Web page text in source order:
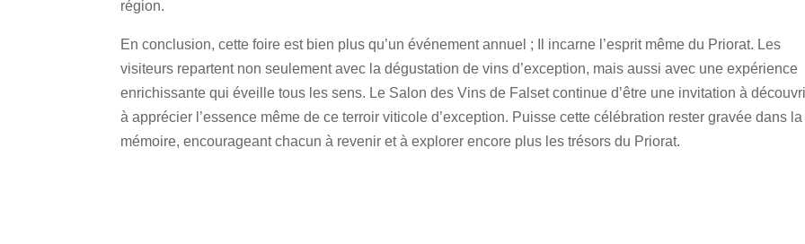
région.
En conclusion, cette foire est bien plus qu’un événement annuel ; Il incarne l’esprit même du Priorat. Les
visiteurs repartent non seulement avec la dégustation de vins d’exception, mais aussi avec une expérience
enrichissante qui éveille tous les sens. Le Salon des Vins de Falset continue d’être une invitation à
à apprécier l’essence même de ce terroir viticole d’exception. Puisse cette célébration rester gravée dans la
mémoire, encourageant chacun à revenir et à explorer encore plus les trésors du Priorat.